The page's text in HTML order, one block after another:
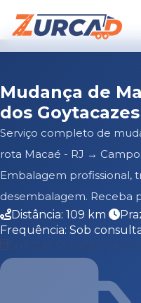
Mudança de
dos Goytacazes
Serviço completo de
rota Macaé - RJ →
Embalagem profissional,
desembalagem. Receba
Distância: 109 km
Frequência: Sob